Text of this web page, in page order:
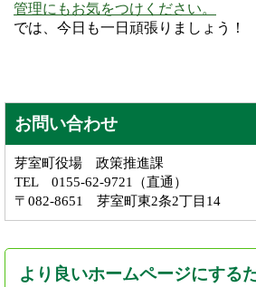
管理にもお気をつけください。
では、今日も一日頑張りましょう！
お問い合わせ
芽室町役場 政策推進課
TEL 0155-62-9721（直通）
〒082-8651 芽室町東2条2丁目14
より良いホームページにする